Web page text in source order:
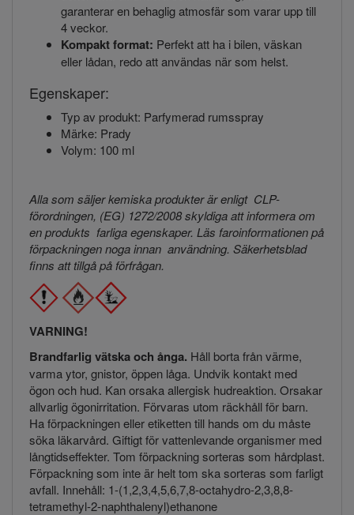
garanterar en behaglig atmosfär som varar upp till
4 veckor.
Kompakt format: Perfekt att ha i bilen, väskan
eller lådan, redo att användas när som helst.
Egenskaper:
Typ av produkt: Parfymerad rumsspray
Märke: Prady
Volym: 100 ml
Alla som säljer kemiska produkter är enligt CLP-
förordningen, (EG) 1272/2008 skyldiga att informera om
en produkts farliga egenskaper. Läs faroinformationen på
förpackningen noga innan användning. Säkerhetsblad
finns att tillgå på förfrågan.
VARNING!
Brandfarlig vätska och ånga. Håll borta från värme,
varma ytor, gnistor, öppen låga. Undvik kontakt med
ögon och hud. Kan orsaka allergisk hudreaktion. Orsakar
allvarlig ögonirritation. Förvaras utom räckhåll för barn.
Ha förpackningen eller etiketten till hands om du måste
söka läkarvård. Giftigt för vattenlevande organismer med
långtidseffekter. Tom förpackning sorteras som hårdplast.
Förpackning som inte är helt tom ska sorteras som farligt
avfall. Innehåll: 1-(1,2,3,4,5,6,7,8-octahydro-2,3,8,8-
tetramethyl-2-naphthalenyl)ethanone